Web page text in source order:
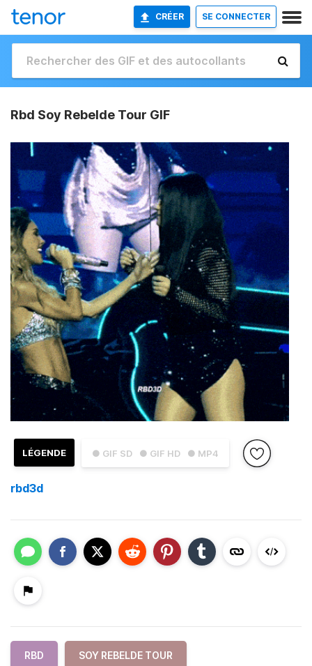
CRÉER SE CONNECTER
Rbd Soy Rebelde Tour GIF
● GIF SD ● GIF HD ● MP4
LÉGENDE
rbd3d
RBD SOY REBELDE TOUR